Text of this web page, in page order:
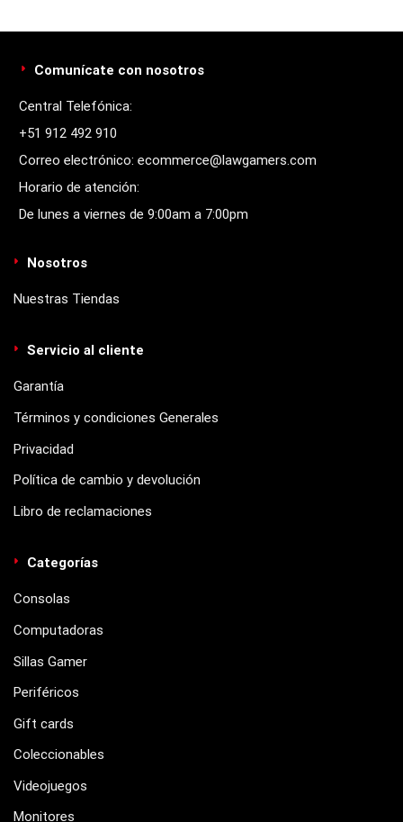
Comunícate con nosotros
Central Telefónica:
+51 912 492 910
Correo electrónico: ecommerce@lawgamers.com
Horario de atención:
De lunes a viernes de 9:00am a 7:00pm
Nosotros
Nuestras Tiendas
Servicio al cliente
Garantía
Términos y condiciones Generales
Privacidad
Política de cambio y devolución
Libro de reclamaciones
Categorías
Consolas
Computadoras
Sillas Gamer
Periféricos
Gift cards
Coleccionables
Videojuegos
Monitores